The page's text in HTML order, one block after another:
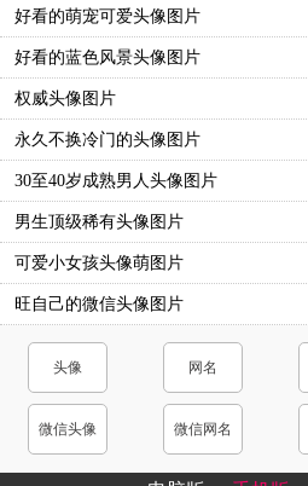
好看的萌宠可爱头像图片
好看的蓝色风景头像图片
权威头像图片
永久不换冷门的头像图片
30至40岁成熟男人头像图片
男生顶级稀有头像图片
可爱小女孩头像萌图片
旺自己的微信头像图片
头像 网名
微信头像 微信网名